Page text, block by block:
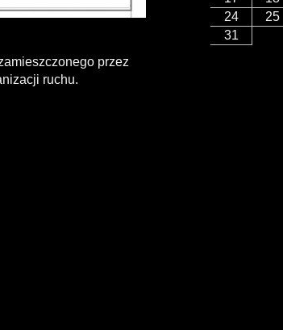
przez
ruchu.
24
25
31